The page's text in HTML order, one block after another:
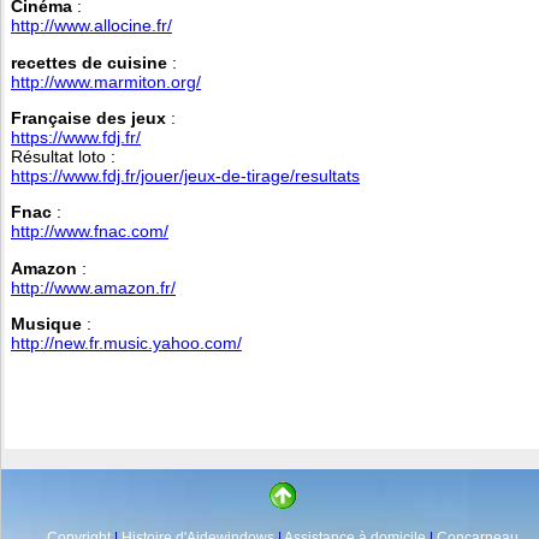
Cinéma :
http://www.allocine.fr/
recettes de cuisine :
http://www.marmiton.org/
Française des jeux :
https://www.fdj.fr/
Résultat loto :
https://www.fdj.fr/jouer/jeux-de-tirage/resultats
Fnac :
http://www.fnac.com/
Amazon :
http://www.amazon.fr/
Musique :
http://new.fr.music.yahoo.com/